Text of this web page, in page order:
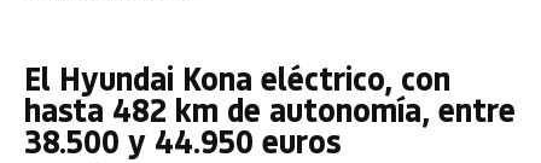
El Hyundai Kona eléctrico, con
hasta 482 km de autonomía, entre
38.500 y 44.950 euros